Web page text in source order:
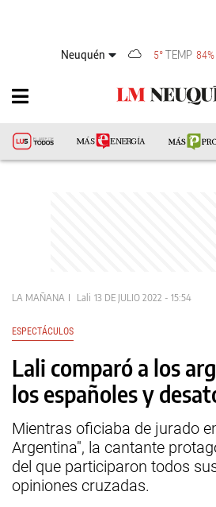
Neuquén 5° TEMP 84%
LA MAÑANA Lali 13 DE JULIO 2022 - 15:54
ESPECTÁCULOS
Lali comparó a los
los españoles y
Mientras oficiaba de jurado
Argentina", la cantante
del que participaron todos
opiniones cruzadas.